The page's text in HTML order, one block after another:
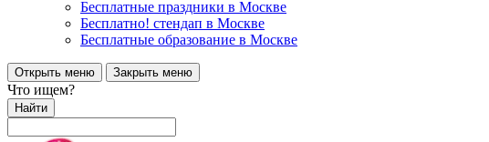
Бесплатные праздники в Москве
Бесплатно! стендап в Москве
Бесплатные образование в Москве
Открыть меню Закрыть меню
Что ищем?
Найти